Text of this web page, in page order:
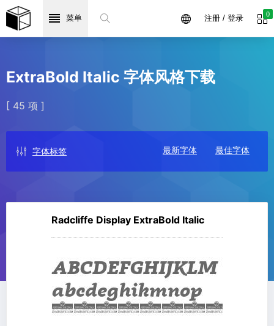
菜单 0
注册 / 登录
ExtraBold Italic 字体风格下载
[ 45 项 ]
字体标签 最新字体 最佳字体
Radcliffe Display ExtraBold Italic